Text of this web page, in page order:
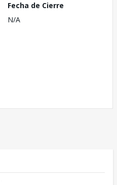
Fecha de Cierre
N/A